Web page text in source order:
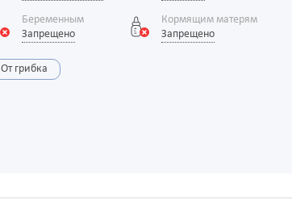
Беременным
Запрещено
Кормящим матерям
Запрещено
От грибка